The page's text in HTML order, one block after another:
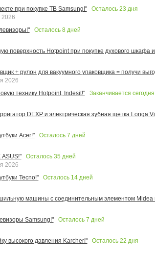
при покупке ТВ Samsung!"
Осталось 23 дня
2026
Осталось 8дней
поверхность Hotpoint при покупке духового шкафа
+ рулон для вакуумного упаковщика = получи
2026
технику Hotpoint, Indesit!"
Заканчивается сегодня
DEXP и электрическая зубная щетка Longa
Acer!"
Осталось 7 дней
Осталось 35 дней
2026
Tecno!"
Осталось 14дней
машины с соединительным элементом Midea
Samsung!"
Осталось 7 дней
высокого давления Karcher!"
Осталось 22 дня